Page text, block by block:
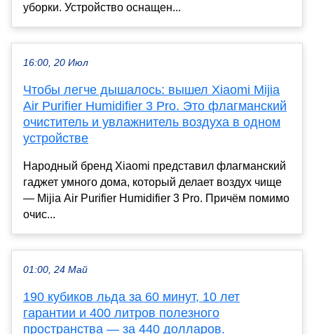
уборки. Устройство оснащен...
16:00, 20 Июл
Чтобы легче дышалось: вышел Xiaomi Mijia
Air Purifier Humidifier 3 Pro. Это флагманский
очиститель и увлажнитель воздуха в одном
устройстве
Народный бренд Xiaomi представил флагманский
гаджет умного дома, который делает воздух чище
— Mijia Air Purifier Humidifier 3 Pro. Причём помимо
очис...
01:00, 24 Май
190 кубиков льда за 60 минут, 10 лет
гарантии и 400 литров полезного
пространства — за 440 долларов.